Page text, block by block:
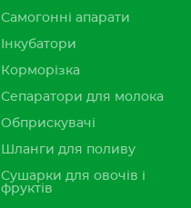
Самогонні апарати
Інкубатори
Корморізка
Сепаратори для молока
Обприскувачі
Шланги для поливу
Сушарки для овочів і
фруктів